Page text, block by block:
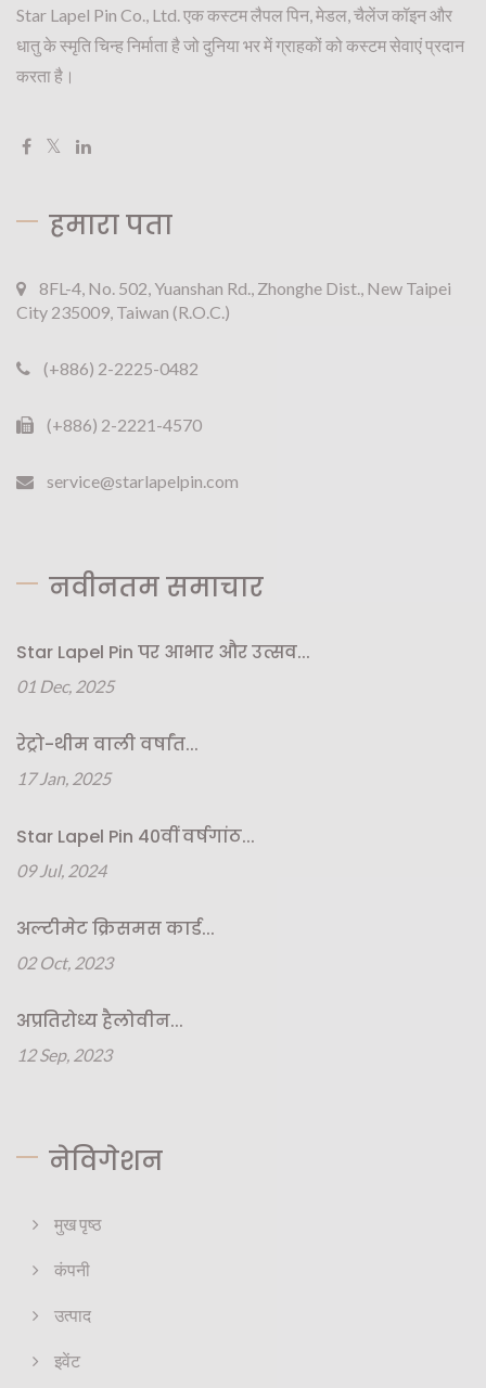
Star Lapel Pin Co., Ltd. एक कस्टम लैपल पिन, मेडल, चैलेंज कॉइन और
धातु के स्मृति चिन्ह निर्माता है जो दुनिया भर में ग्राहकों को कस्टम सेवाएं प्रदान
करता है।
हमारा पता
8FL-4, No. 502, Yuanshan Rd., Zhonghe Dist., New Taipei
City 235009, Taiwan (R.O.C.)
(+886) 2-2225-0482
(+886) 2-2221-4570
service@starlapelpin.com
नवीनतम समाचार
Star Lapel Pin पर आभार और उत्सव...
01 Dec, 2025
रेट्रो-थीम वाली वर्षांत...
17 Jan, 2025
Star Lapel Pin 40वीं वर्षगांठ...
09 Jul, 2024
अल्टीमेट क्रिसमस कार्ड...
02 Oct, 2023
अप्रतिरोध्य हैलोवीन...
12 Sep, 2023
नेविगेशन
मुख पृष्ठ
कंपनी
उत्पाद
इवेंट